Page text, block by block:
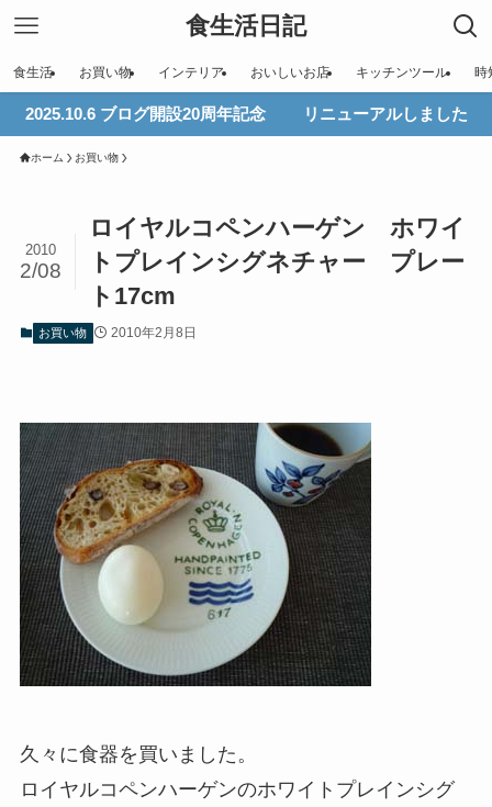
食生活日記
食生活 お買い物 インテリア おいしいお店 キッチンツール 時
2025.10.6 ブログ開設20周年記念 リニューアルしました
ホーム お買い物
ロイヤルコペンハーゲン ホワイ
トプレインシグネチャー プレー
ト17cm
2010
2/08
お買い物 2010年2月8日
久々に食器を買いました。
ロイヤルコペンハーゲンのホワイトプレインシグ